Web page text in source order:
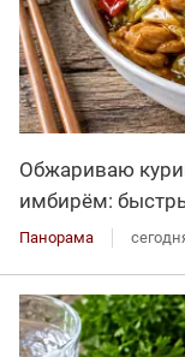
Обжариваю
имбирём:
Панорама